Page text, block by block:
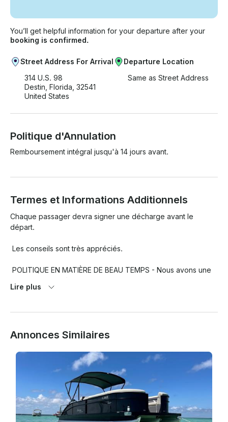
You’ll get helpful information for your departure after your
booking is confirmed.
Street Address For Arrival
314 U.S. 98
Destin, Florida, 32541
United States
Departure Location
Same as Street Address
Politique d'Annulation
Remboursement intégral jusqu'à 14 jours avant.
Termes et Informations Additionnels
Chaque passager devra signer une décharge avant le
départ.
capitaine examinera la météo et prendra une décision « d'y
conditions météorologiques sont défavorables et que nous
notre mieux pour reprogrammer votre voyage. Si nous ne
frais d'affrètement seront intégralement remboursés.
Remarque : nous n'annulons pas en raison des prévisions
météorologiques défavorables. Destin possède un
écosystème unique et les prévisions sont souvent
incorrectes. Il est donc préférable d'attendre de voir la
météo réelle 1 heure avant le départ prévu.
Lire plus
Annonces Similaires